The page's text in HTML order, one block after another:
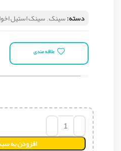
دسته:سینک,سینک استیل
علاقه مندی
افزودن به